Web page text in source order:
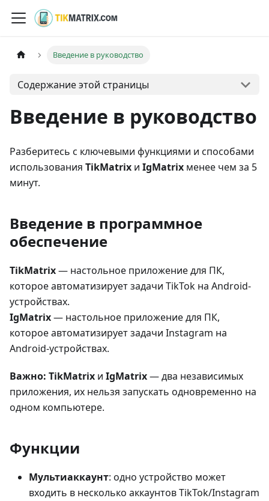
Введение в руководство
Содержание этой страницы
Введение в руководство
Разберитесь с ключевыми функциями и способами
использования TikMatrix и IgMatrix менее чем за 5
минут.
Введение в программное
обеспечение
TikMatrix— настольное приложение для ПК,
которое автоматизирует задачи TikTok на Android-
устройствах.
IgMatrix— настольное приложение для ПК,
которое автоматизирует задачи Instagram на
Android-устройствах.
Важно: TikMatrix и IgMatrix— два независимых
приложения, их нельзя запускать одновременно на
одном компьютере.
Функции
Мультиаккаунт: одно устройство может
входить в несколько аккаунтов TikTok/Instagram